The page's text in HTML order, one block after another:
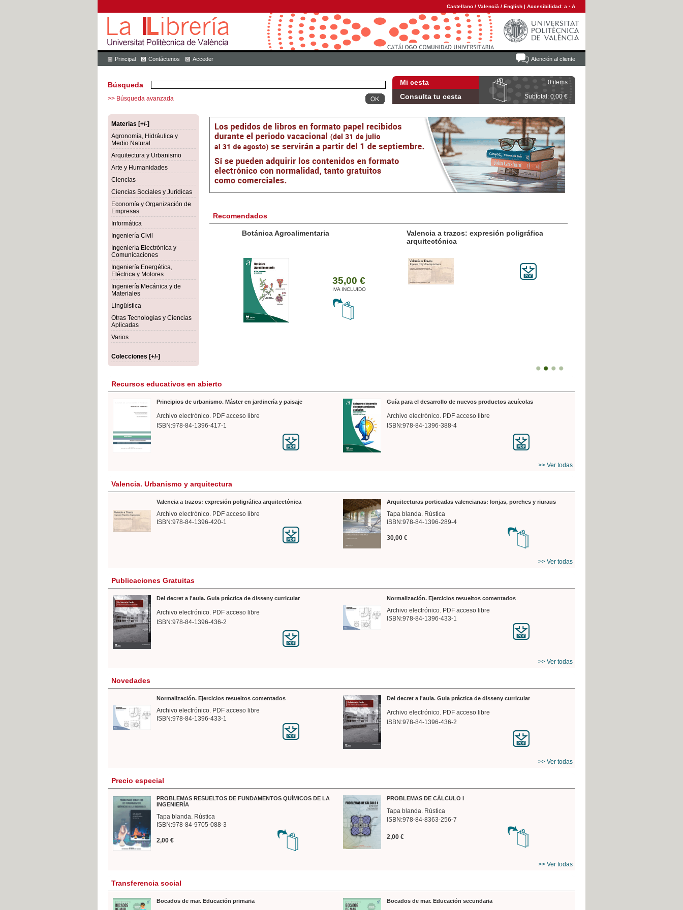
Castellano / Valencià / English | Accesibilidad: a · A
Atención al cliente
Principal Contáctenos Acceder
Mi cesta 0 items
Consulta tu cesta Subtotal: 0,00 €
Búsqueda
>> Búsqueda avanzada
Materias [+/-]
Agronomía, Hidráulica y
Medio Natural
Arquitectura y Urbanismo
Arte y Humanidades
Ciencias
Ciencias Sociales y Jurídicas
Economía y Organización de
Empresas
Informática
Ingeniería Civil
Ingeniería Electrónica y
Comunicaciones
Ingeniería Energética,
Eléctrica y Motores
Ingeniería Mecánica y de
Materiales
Lingüística
Otras Tecnologías y Ciencias
Aplicadas
Varios
Colecciones [+/-]
Recomendados
Botánica Agroalimentaria
35,00 €
IVA INCLUIDO
Valencia a trazos: expresión poligráfica
arquitectónica
Recursos educativos en abierto
Principios de urbanismo. Máster en jardinería y paisaje
Archivo electrónico. PDF acceso libre
ISBN:978-84-1396-417-1
Guía para el desarrollo de nuevos productos acuícolas
Archivo electrónico. PDF acceso libre
ISBN:978-84-1396-388-4
>> Ver todas
Valencia. Urbanismo y arquitectura
Valencia a trazos: expresión poligráfica arquitectónica
Archivo electrónico. PDF acceso libre
ISBN:978-84-1396-420-1
Arquitecturas porticadas valencianas: lonjas, porches y riuraus
Tapa blanda. Rústica
ISBN:978-84-1396-289-4
30,00 €
>> Ver todas
Publicaciones Gratuitas
Del decret a l'aula. Guia práctica de disseny curricular
Archivo electrónico. PDF acceso libre
ISBN:978-84-1396-436-2
Normalización. Ejercicios resueltos comentados
Archivo electrónico. PDF acceso libre
ISBN:978-84-1396-433-1
>> Ver todas
Novedades
Normalización. Ejercicios resueltos comentados
Archivo electrónico. PDF acceso libre
ISBN:978-84-1396-433-1
Del decret a l'aula. Guia práctica de disseny curricular
Archivo electrónico. PDF acceso libre
ISBN:978-84-1396-436-2
>> Ver todas
Precio especial
PROBLEMAS RESUELTOS DE FUNDAMENTOS QUÍMICOS DE LA
INGENIERÍA
Tapa blanda. Rústica
ISBN:978-84-9705-088-3
2,00 €
PROBLEMAS DE CÁLCULO I
Tapa blanda. Rústica
ISBN:978-84-8363-256-7
2,00 €
>> Ver todas
Transferencia social
Bocados de mar. Educación primaria Bocados de mar. Educación secundaria